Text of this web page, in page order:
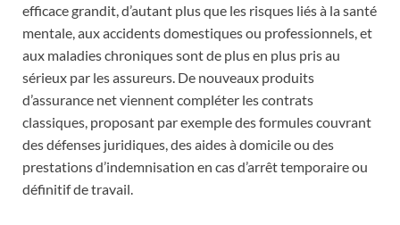
efficace grandit, d’autant plus que les risques liés à la santé
mentale, aux accidents domestiques ou professionnels, et
aux maladies chroniques sont de plus en plus pris au
sérieux par les assureurs. De nouveaux produits
d’assurance net viennent compléter les contrats
classiques, proposant par exemple des formules couvrant
des défenses juridiques, des aides à domicile ou des
prestations d’indemnisation en cas d’arrêt temporaire ou
définitif de travail.